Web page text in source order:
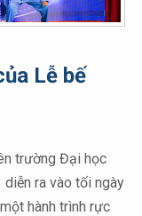
Lễ bế
trường Đại học
diễn ra vào tối ngày
hành trình rực